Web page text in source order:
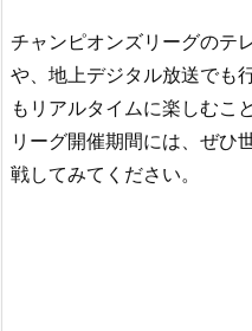
チャンピオンズリーグのテ
や、地上デジタル放送でも
もリアルタイムに楽しむこ
リーグ開催期間には、ぜひ
戦してみてください。